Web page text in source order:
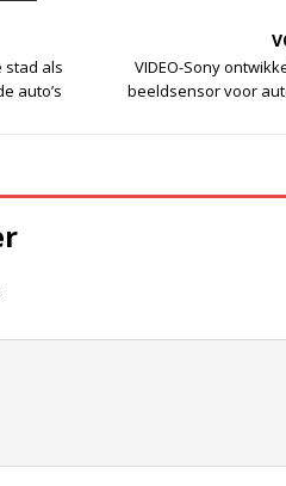
stad als
auto’s
VIDEO-Sony
beeldsensor voor